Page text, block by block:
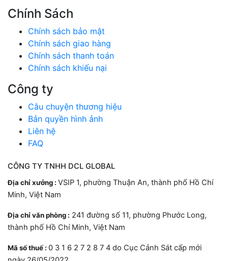
Chính Sách
Chính sách bảo mật
Chính sách giao hàng
Chính sách thanh toán
Chính sách khiếu nại
Công ty
Câu chuyện thương hiệu
Bản quyền hình ảnh
Liên hệ
FAQ
CÔNG TY TNHH DCL GLOBAL
Địa chỉ xưởng : VSIP 1, phường Thuận An, thành phố Hồ Chí
Minh, Việt Nam
Địa chỉ văn phòng : 241 đường số 11, phường Phước Long,
thành phố Hồ Chí Minh, Việt Nam
Mã số thuế : 0 3 1 6 2 7 2 8 7 4 do Cục Cảnh Sát cấp mới